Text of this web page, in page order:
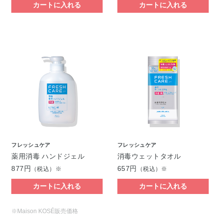
カートに入れる カートに入れる
フレッシュケア
薬用消毒 ハンドジェル
877円 （税込）※
カートに入れる
フレッシュケア
消毒ウェットタオル
657円
（税込）※
カートに入れる
※Maison KOSÉ販売価格